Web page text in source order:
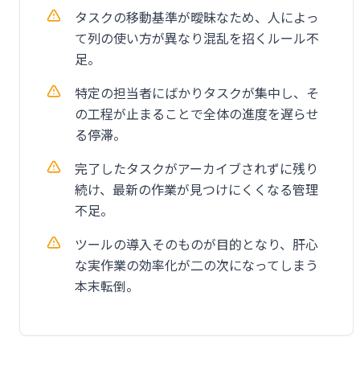
タスクの移動基準が曖昧なため、人によっ
て列の使い方が異なり混乱を招くルール不
足。
特定の担当者にばかりタスクが集中し、そ
の工程が止まることで全体の進度を遅らせ
る停滞。
完了したタスクがアーカイブされずに残り
続け、最新の作業が見つけにくくなる管理
不足。
ツールの導入そのものが目的となり、肝心
な実作業の効率化が二の次になってしまう
本末転倒。